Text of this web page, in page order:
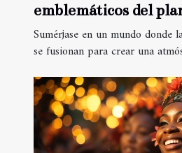
emblemáticos del
Sumérjase en un mundo donde
se fusionan para crear una